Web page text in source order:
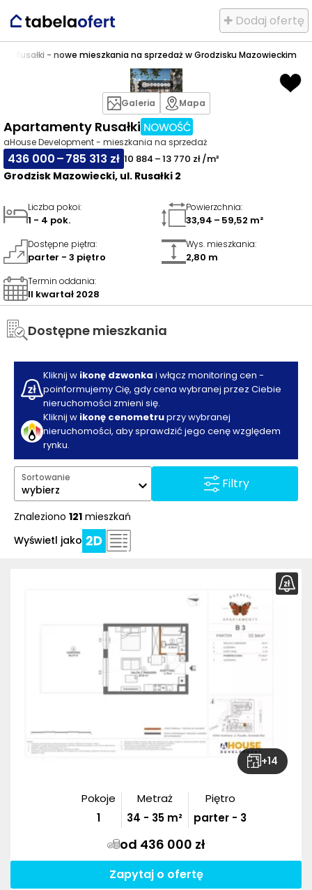
✚ Dodaj ofertę
Rusałki - nowe mieszkania na sprzedaż w Grodzisku Mazowieckim
Apartamenty Rusałki
aHouse Development - mieszkania na sprzedaż
436 000 – 785 313 zł 10 884 – 13 770 zł /m²
Grodzisk Mazowiecki, ul. Rusałki 2
Galeria Mapa
Liczba pokoi:
1 - 4 pok.
Powierzchnia:
33,94 – 59,52 m²
Dostępne piętra:
parter - 3 piętro
Wys. mieszkania:
2,80 m
Termin oddania:
II kwartał 2028
Dostępne mieszkania
Kliknij w ikonę dzwonka i włącz monitoring cen -
poinformujemy Cię, gdy cena wybranej przez Ciebie
nieruchomości zmieni się.
Kliknij w ikonę cenometruprzy wybranej
nieruchomości, aby sprawdzić jego cenę względem
rynku.
Filtry
Sortowanie
wybierz
Znaleziono 121 mieszkań
Wyświetl jako
+14
Pokoje
1
Metraż
34 - 35 m²
Piętro
parter - 3
od 436 000 zł
Zapytaj o ofertę